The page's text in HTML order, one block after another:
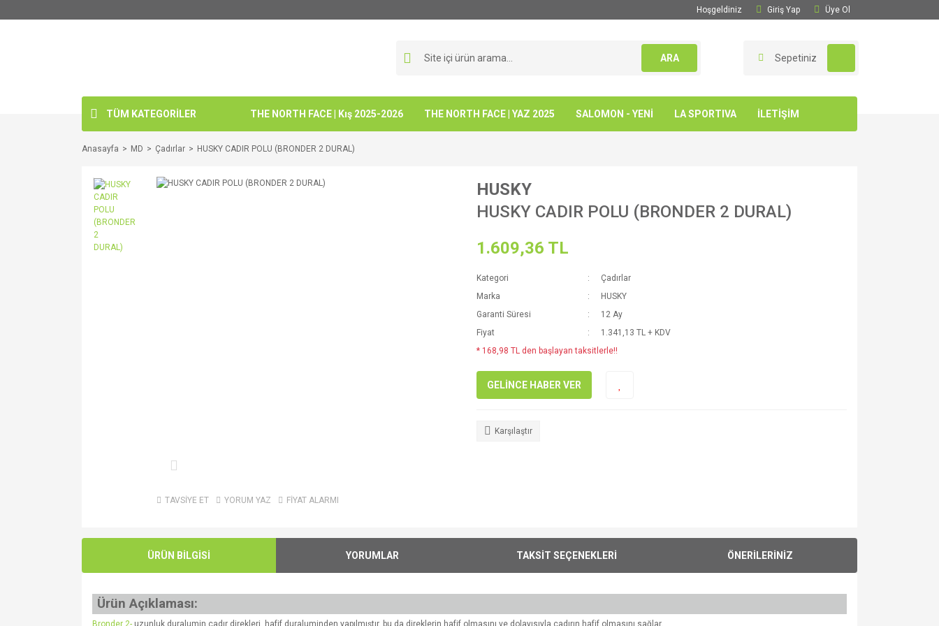
Hoşgeldiniz Giriş Yap Üye Ol
ARA Sepetiniz
TÜM KATEGORİLER THE NORTH FACE | Kış 2025-2026 THE NORTH FACE | YAZ 2025 SALOMON - YENİ LA SPORTIVA İLETİŞİM
Anasayfa MD Çadırlar HUSKY CADIR POLU (BRONDER 2 DURAL)
TAVSİYE ET YORUM YAZ FİYAT ALARMI
HUSKY
HUSKY CADIR POLU (BRONDER 2 DURAL)
1.609,36 TL
Kategori
Çadırlar
Marka
HUSKY
Garanti Süresi
12 Ay
Fiyat
1.341,13 TL + KDV
* 168,98 TL den başlayan taksitlerle!!
GELİNCE HABER VER
Karşılaştır
ÜRÜN BİLGİSİ YORUMLAR TAKSİT SEÇENEKLERİ ÖNERİLERİNİZ
Ürün Açıklaması: